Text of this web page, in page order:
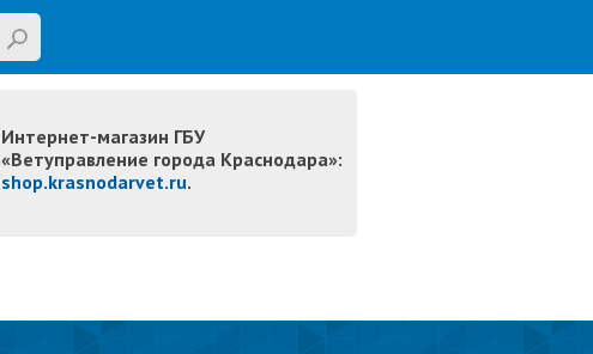
Интернет-магазин ГБУ
«Ветуправление города Краснодара»:
shop.krasnodarvet.ru.